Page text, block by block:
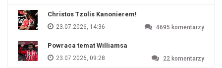
Christos Tzolis Kanonierem!
23.07.2026, 14:36 4695 komentarzy
Powraca temat Williamsa
23.07.2026, 09:28 22 komentarzy